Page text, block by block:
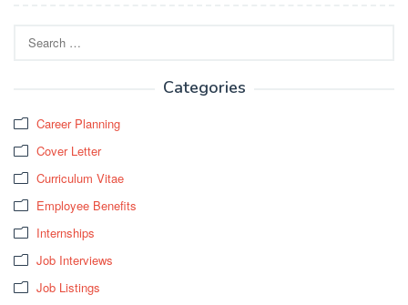
for:
Categories
Career Planning
Cover Letter
Curriculum Vitae
Employee Benefits
Internships
Job Interviews
Job Listings